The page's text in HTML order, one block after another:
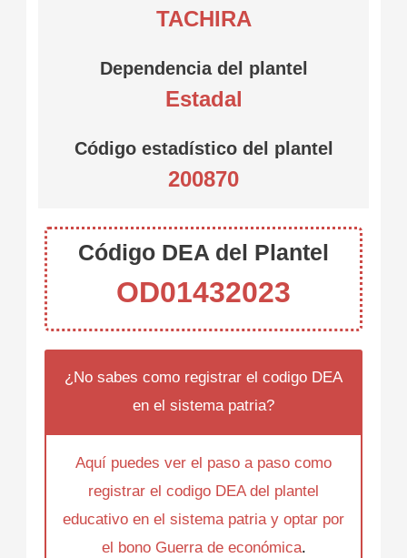
TACHIRA
Dependencia del plantel
Estadal
Código estadístico del plantel
200870
Código DEA del Plantel
OD01432023
¿No sabes como registrar el codigo DEA
en el sistema patria?
Aquí puedes ver el paso a paso como
registrar el codigo DEA del plantel
educativo en el sistema patria y optar por
el bono Guerra de económica.